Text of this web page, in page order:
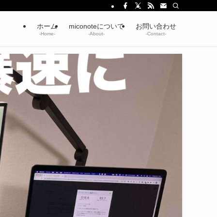
ホーム
-Home-
miconoteについて
-About-
お問い合わせ
-Contact-